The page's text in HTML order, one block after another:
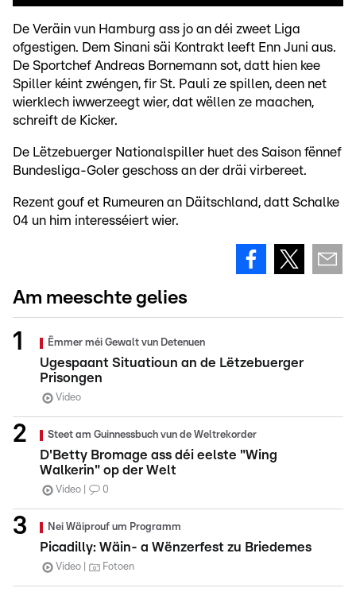
De Veräin vun Hamburg ass jo an déi zweet Liga
ofgestigen. Dem Sinani säi Kontrakt leeft Enn Juni aus.
De Sportchef Andreas Bornemann sot, datt hien kee
Spiller kéint zwéngen, fir St. Pauli ze spillen, deen net
wierklech iwwerzeegt wier, dat wëllen ze maachen,
schreift de Kicker.
De Lëtzebuerger Nationalspiller huet des Saison fënnef
Bundesliga-Goler geschoss an der dräi virbereet.
Rezent gouf et Rumeuren an Däitschland, datt Schalke
04 un him interesséiert wier.
Am meeschte gelies
Ëmmer méi Gewalt vun Detenuen
Ugespaant Situatioun an de Lëtzebuerger
Prisongen
Video
Steet am Guinnessbuch vun de Weltrekorder
D'Betty Bromage ass déi eelste "Wing
Walkerin" op der Welt
Video 0
Nei Wäiprouf um Programm
Picadilly: Wäin- a Wënzerfest zu Briedemes
Video Fotoen